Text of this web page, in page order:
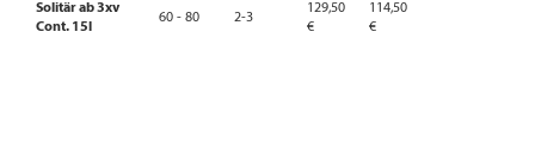
Solitär ab 3xv
Cont. 15l
60 - 80 2-3
129,50
€
114,50
€